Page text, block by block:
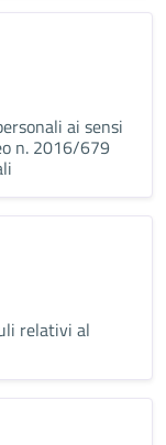
ai sensi
n. 2016/679
relativi al